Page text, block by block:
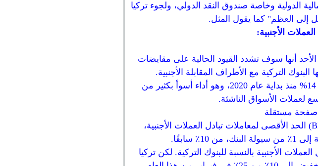
الدولية وخاصة صندوق النقد الدولي، ولجوء تركيا
إلى العظم" كما يقول المثل.
الأجنبية:
أنها سوف تشدد القيود الحالية على مقايضات
التركية مع الأطراف المقابلة الأجنبية.
في إجراء يهدف إلى دعم العملة المحلية التي انخفضت بنسبة 14% منذ بداية عام 2020، وهو أداء أسوأ بكثير من
يوم الأحد، خفضت وكالة تنظيم ومراقبة البنوك التركية (BDDK) الحد الأقصى لمعاملات تبادل العملات الأجنبية،
سابقًا.
يكن هناك حد لتداول العملات الأجنبية بالنسبة للبنوك التركية. لكن تركيا